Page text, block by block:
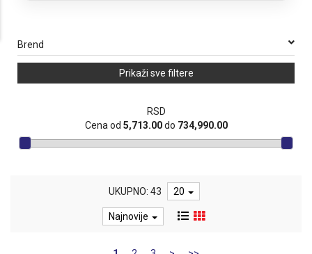
Brend
Prikaži sve filtere
RSD
Cena od 5,713.00do 734,990.00
UKUPNO: 43 20
Najnovije